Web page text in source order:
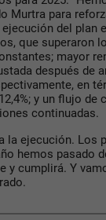
Murtra para
del plan
que superaron
mayor
después de
en
y un flujo de
continuadas.
la ejecución. Los
hemos pasado
y cumplirá. Y